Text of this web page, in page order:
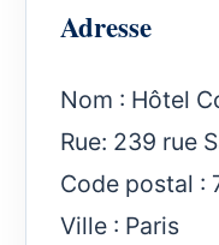
Adresse
Nom : Hôtel
Rue: 239 rue
Code postal :
Ville : Paris